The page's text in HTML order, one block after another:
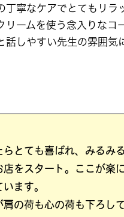
丁寧なケアでとてもリラ
リームを使う念入りなコ
話しやすい先生の雰囲気
とても喜ばれ、みるみ
をスタート。ここが楽
ます。
の荷も心の荷も下ろし